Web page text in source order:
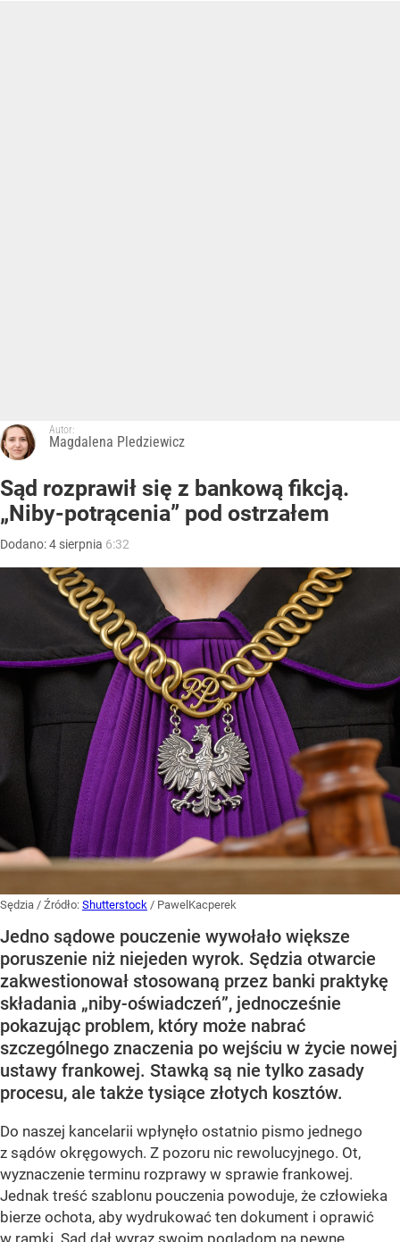
Autor:
Magdalena Pledziewicz
Sąd rozprawił się z bankową fikcją.
„Niby-potrącenia” pod ostrzałem
Dodano:4 sierpnia 6:32
Sędzia / Źródło: Shutterstock / PawelKacperek
Jedno sądowe pouczenie wywołało większe
poruszenie niż niejeden wyrok. Sędzia otwarcie
zakwestionował stosowaną przez banki praktykę
składania „niby-oświadczeń”, jednocześnie
pokazując problem, który może nabrać
szczególnego znaczenia po wejściu w życie nowej
ustawy frankowej. Stawką są nie tylko zasady
procesu, ale także tysiące złotych kosztów.
Do naszej kancelarii wpłynęło ostatnio pismo jednego
z sądów okręgowych. Z pozoru nic rewolucyjnego. Ot,
wyznaczenie terminu rozprawy w sprawie frankowej.
Jednak treść szablonu pouczenia powoduje, że człowieka
bierze ochota, aby wydrukować ten dokument i oprawić